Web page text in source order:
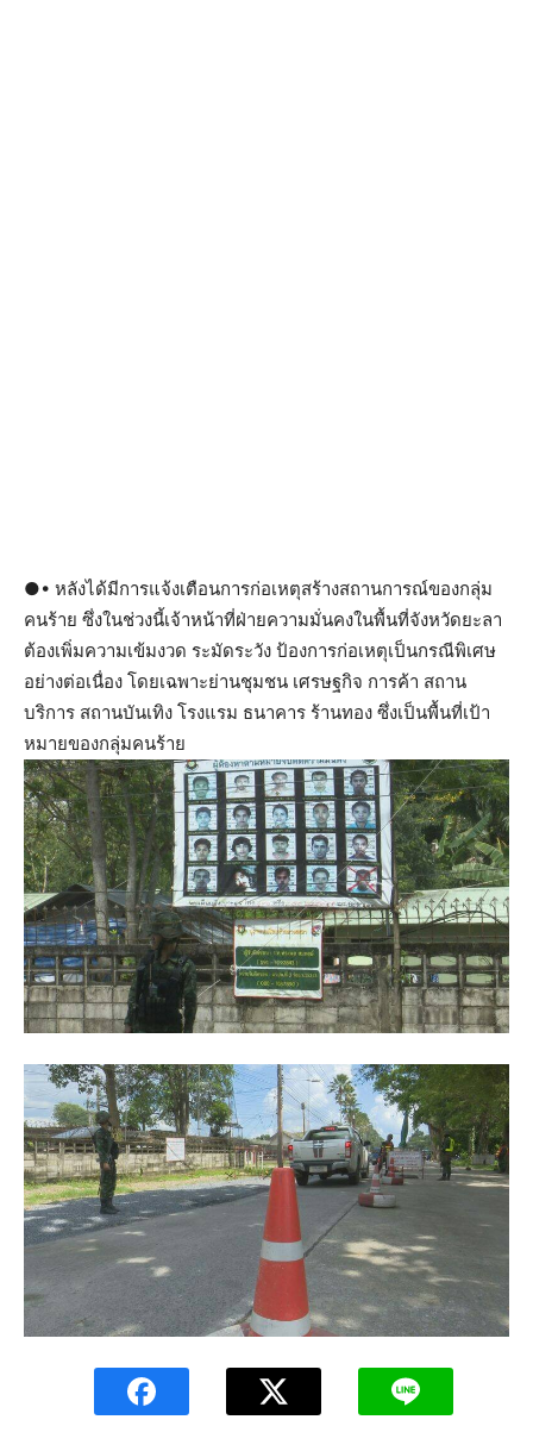
●• หลังได้มีการแจ้งเตือนการก่อเหตุสร้างสถานการณ์ของกลุ่ม
คนร้าย ซึ่งในช่วงนี้เจ้าหน้าที่ฝ่ายความมั่นคงในพื้นที่จังหวัดยะลา
ต้องเพิ่มความเข้มงวด ระมัดระวัง ป้องการก่อเหตุเป็นกรณีพิเศษ
อย่างต่อเนื่อง โดยเฉพาะย่านชุมชน เศรษฐกิจ การค้า สถาน
บริการ สถานบันเทิง โรงแรม ธนาคาร ร้านทอง ซึ่งเป็นพื้นที่เป้า
หมายของกลุ่มคนร้าย